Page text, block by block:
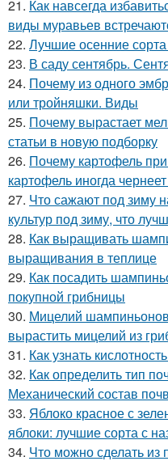
21. Как навсегда
виды муравьев
22. Лучшие осенние
23. В саду сентябрь.
24. Почему из одного
или тройняшки. Виды
25. Почему вырастает
статьи в новую подборку
26. Почему картофель
картофель иногда
27. Что сажают под зиму
культур под зиму, что
28. Как выращивать
выращивания в теплице
29. Как посадить
покупной грибницы
30. Мицелий
вырастить мицелий из
31. Как узнать
32. Как определить тип
Механический состав
33. Яблоко красное с
яблоки: лучшие сорта с
34. Что можно сделать из